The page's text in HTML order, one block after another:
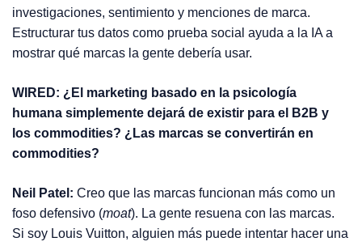
investigaciones, sentimiento y menciones de marca.
Estructurar tus datos como prueba social ayuda a la IA a
mostrar qué marcas la gente debería usar.
WIRED: ¿El marketing basado en la psicología
humana simplemente dejará de existir para el B2B y
los commodities? ¿Las marcas se convertirán en
commodities?
Neil Patel: Creo que las marcas funcionan más como un
foso defensivo (moat). La gente resuena con las marcas.
Si soy Louis Vuitton, alguien más puede intentar hacer una